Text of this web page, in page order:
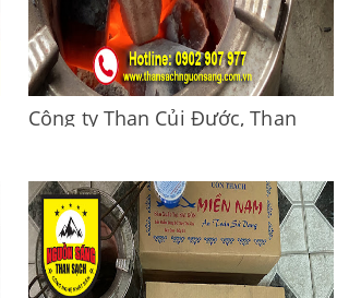
Công ty Than Củi Đước, Than
Than Củi Đước, Than nướng không khói,
than mùn cưa, than gáo dừa: Quận Phú
Nhuận, Quận Gò Vấp, Quận Bình